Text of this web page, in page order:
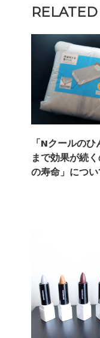
「Nクールの
まで効果が続
の寿命」につ